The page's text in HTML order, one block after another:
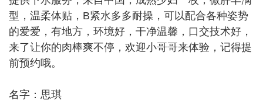
型，温柔体贴，B紧水多多耐操，可以配合各种姿势
的爱爱，有地方，环境好，干净温馨，口交技术好，
来了让你的肉棒爽不停，欢迎小哥哥来体验，记得提
前预约哦。
名字：思琪